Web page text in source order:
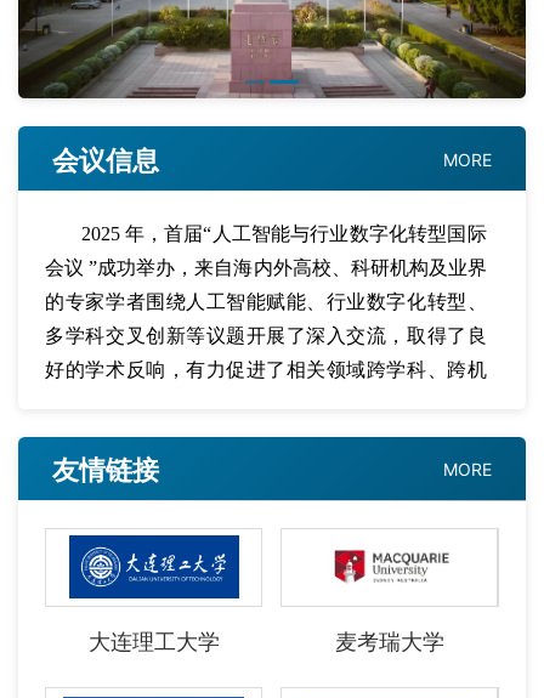
会议信息 MORE
2025 年，首届“人工智能与行业数字化转型国际
会议 ”成功举办，来自海内外高校、科研机构及业界
的专家学者围绕人工智能赋能、行业数字化转型、
多学科交叉创新等议题开展了深入交流，取得了良
好的学术反响，有力促进了相关领域跨学科、跨机
会议影响，深化人工智能与产业数字化转型领域的
跨学科对话与国际交流，2026 年人工智能与行业数
字化转型国际会议拟于 2026 年 11 月 6 日至 8 日在
中国大连举办。
本届会议以“智数赋能 ·管理创新：人工智能驱
动产业数字化高质量变革 ”为主题，立足管理科学与
工程、工商管理及相关交叉学科，聚焦人工智能、
友情链接 MORE
大连理工大学 麦考瑞大学